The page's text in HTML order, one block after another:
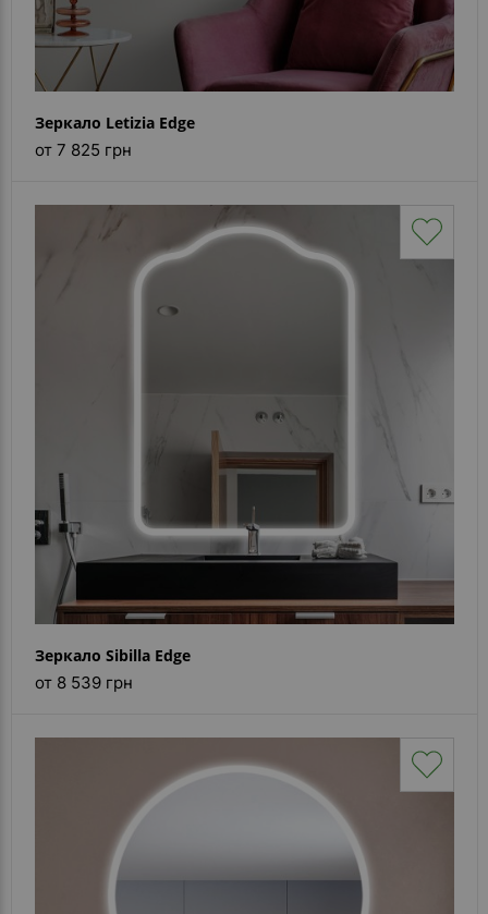
Зеркало Letizia Edge
от 7 825 грн
Зеркало Sibilla Edge
от 8 539 грн